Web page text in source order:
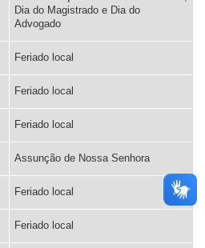
Dia do Magistrado e Dia do
Advogado
Feriado local
Feriado local
Feriado local
Assunção de Nossa Senhora
Feriado local
Feriado local